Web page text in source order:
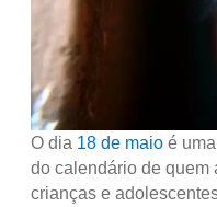
O dia 18 de maio é
do calendário de quem
crianças e